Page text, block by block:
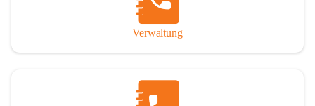
Verwaltung